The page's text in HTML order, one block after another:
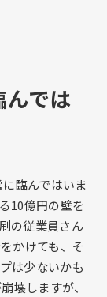
では
臨んではいま
10億円の壁を
の従業員さん
かけても、そ
は少ないかも
壊しますが、